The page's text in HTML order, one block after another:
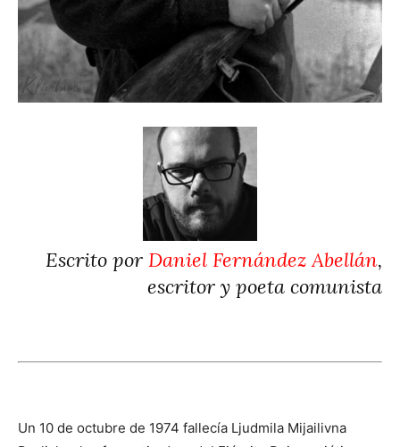
Escrito por Daniel Fernández Abellán,
escritor y poeta comunista
Un 10 de octubre de 1974 fallecía Ljudmila Mijailivna